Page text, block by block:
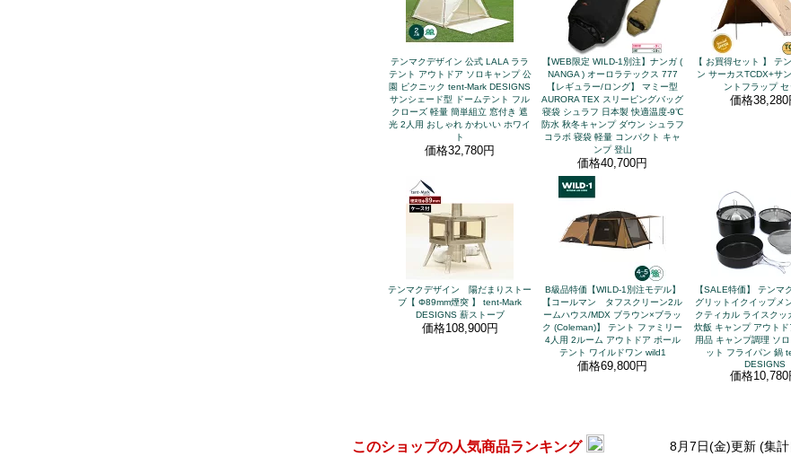
テンマクデザイン 公式 LALA ララ
テント アウトドア ソロキャンプ 公
園 ピクニック tent-Mark DESIGNS
サンシェード型 ドームテント フル
クローズ 軽量 簡単組立 窓付き 遮
光 2人用 おしゃれ かわいい ホワイ
ト
価格32,780円
【WEB限定 WILD-1別注】ナンガ (
NANGA ) オーロラテックス 777
【レギュラー/ロング】 マミー型
AURORA TEX スリーピングバッグ
寝袋 シュラフ 日本製 快適温度‐9℃
防水 秋冬キャンプ ダウン シュラフ
コラボ 寝袋 軽量 コンパクト キャ
ンプ 登山
価格40,700円
【 お買得セット 】 テ
ン サーカスTCDX+サ
ントフラップ セ
価格38,280
テンマクデザイン 陽だまりストー
ブ【 Φ89mm煙突 】 tent-Mark
DESIGNS 薪ストーブ
価格108,900円
B級品特価【WILD-1別注モデル】
【コールマン タフスクリーン2ル
ームハウス/MDX ブラウン×ブラッ
ク (Coleman)】 テント ファミリー
4人用 2ルーム アウトドア ポール
テント ワイルドワン wild1
価格69,800円
【SALE特価】 テンマ
グリットイクイップメ
クティカル ライスクッ
炊飯 キャンプ アウト
用品 キャンプ調理 ソ
ット フライパン 鍋
DESIGNS
価格10,780
このショップの人気商品ランキング 8月7日(金)更新 (集